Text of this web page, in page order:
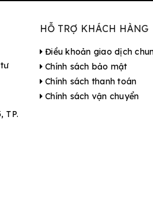
TP.
HỖ TRỢ KHÁCH HÀNG
Điều khoản giao dịch
Chính sách bảo mật
Chính sách thanh toán
Chính sách vận chuyển